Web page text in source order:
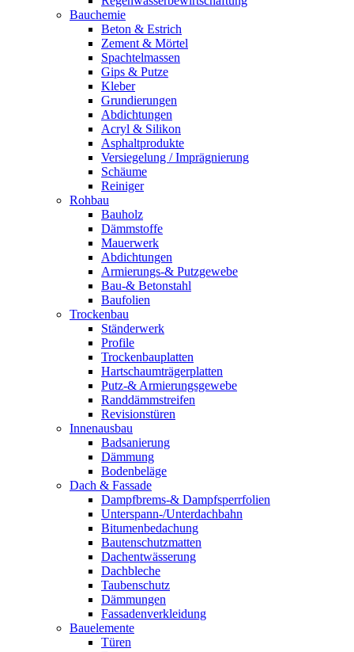
Bauchemie
Beton & Estrich
Zement & Mörtel
Spachtelmassen
Gips & Putze
Kleber
Grundierungen
Abdichtungen
Acryl & Silikon
Asphaltprodukte
Versiegelung / Imprägnierung
Schäume
Reiniger
Rohbau
Bauholz
Dämmstoffe
Mauerwerk
Abdichtungen
Armierungs-& Putzgewebe
Bau-& Betonstahl
Baufolien
Trockenbau
Ständerwerk
Profile
Trockenbauplatten
Hartschaumträgerplatten
Putz-& Armierungsgewebe
Randdämmstreifen
Revisionstüren
Innenausbau
Badsanierung
Dämmung
Bodenbeläge
Dach & Fassade
Dampfbrems-& Dampfsperrfolien
Unterspann-/Unterdachbahn
Bitumenbedachung
Bautenschutzmatten
Dachentwässerung
Dachbleche
Taubenschutz
Dämmungen
Fassadenverkleidung
Bauelemente
Türen